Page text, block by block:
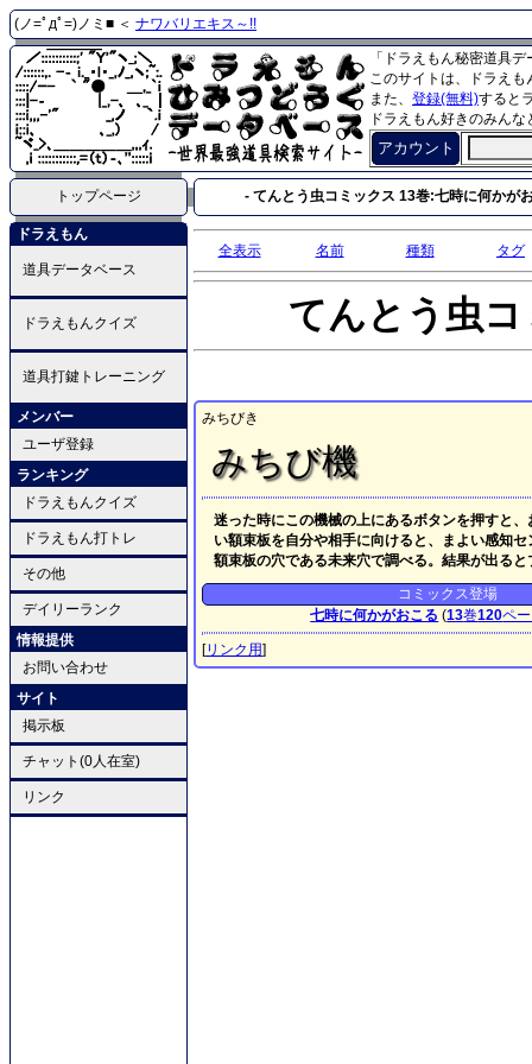
(ノ=ﾟдﾟ=)ノミ■ ＜ ナワバリエキス～!!
「ドラえもん秘密道具
このサイトは、ドラえ
また、 登録(無料)すると
ドラえもん好きのみん
アカウント
トップページ - てんとう虫コミックス 13巻:七時に何かが
ドラえもん
道具データベース
ドラえもんクイズ
道具打鍵トレーニング
メンバー
ユーザ登録
ランキング
ドラえもんクイズ
ドラえもん打トレ
その他
デイリーランク
情報提供
お問い合わせ
サイト
掲示板
チャット(0人在室)
リンク
全表示 名前 種類 タグ
てんとう虫
みちびき
みちび機
迷った時にこの機械の上にあるボタンを押すと
い額束板を自分や相手に向けると、まよい感知
額束板の穴である未来穴で調べる。結果が出る
コミックス登場
七時に何かがおこる (13巻120ペ
[リンク用]